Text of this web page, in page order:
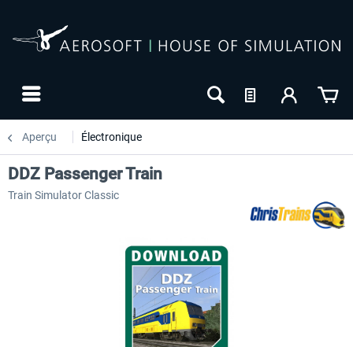
Aperçu Électronique
DDZ Passenger Train
Train Simulator Classic